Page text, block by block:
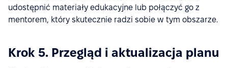
udostępnić materiały edukacyjne lub połączyć go z
mentorem, który skutecznie radzi sobie w tym obszarze.
Krok 5. Przegląd i aktualizacja planu